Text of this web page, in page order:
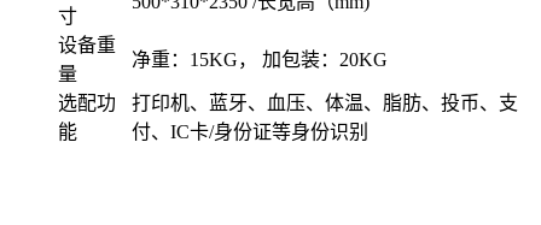
寸
设备重
量
净重：15KG， 加包装：20KG
选配功
能
打印机、蓝牙、血压、体温、脂肪、投币、支
付、IC卡/身份证等身份识别